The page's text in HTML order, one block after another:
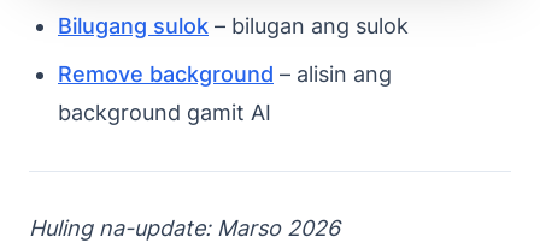
Bilugang sulok – bilugan ang sulok
Remove background – alisin ang
background gamit AI
Huling na-update: Marso 2026